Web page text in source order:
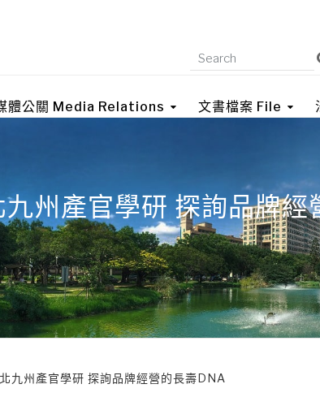
體公關 Media Relations 文書檔案 File
州產官學研 探詢品牌經
九州產官學研 探詢品牌經營的長壽DNA